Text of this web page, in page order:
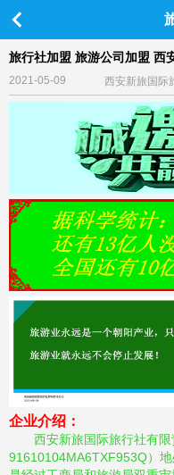
旅行社加盟 旅游公司加盟 西
2021-05-09 西安新旅国际
企业介绍：
西安新旅国际旅行社有限
91610104MA6TXF953Q）地